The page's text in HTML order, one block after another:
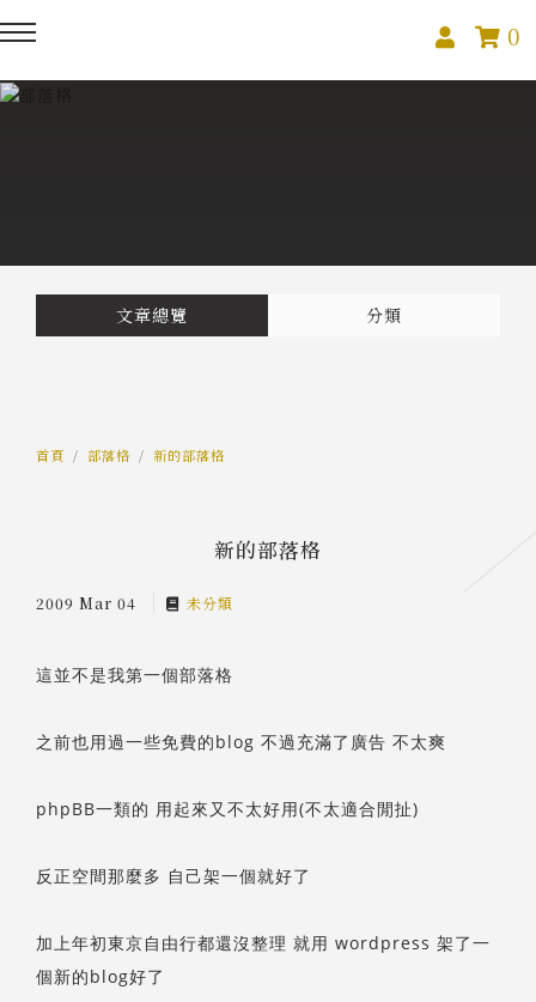
0
預約服務
影像紀錄
我的作品
文章總覽 分類
首頁 部落格 新的部落格
新的部落格
2009 Mar 04 未分類
這並不是我第一個部落格
之前也用過一些免費的blog 不過充滿了廣告 不太爽
phpBB一類的 用起來又不太好用(不太適合閒扯)
反正空間那麼多 自己架一個就好了
加上年初東京自由行都還沒整理 就用 wordpress 架了一
個新的blog好了